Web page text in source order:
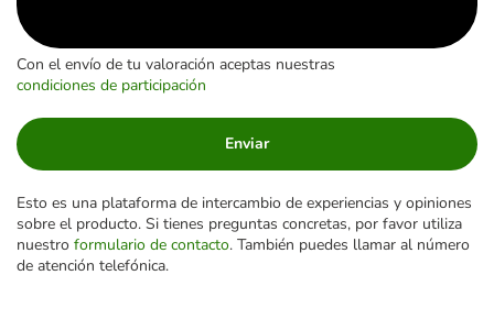
Con el envío de tu valoración aceptas nuestras
condiciones de participación
Enviar
Esto es una plataforma de intercambio de experiencias y opiniones
sobre el producto. Si tienes preguntas concretas, por favor utiliza
nuestro formulario de contacto. También puedes llamar al número
de atención telefónica.